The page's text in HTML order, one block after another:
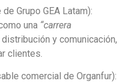
Grupo GEA Latam):
una “carrera
y comunicación,
clientes.
comercial de Organfur):